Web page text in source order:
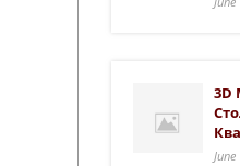
3D